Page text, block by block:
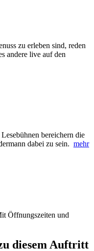
zu erleben sind, reden
andere live auf den
bereichern die
dabei zu sein. mehr
Öffnungszeiten und
diesem Auftritt